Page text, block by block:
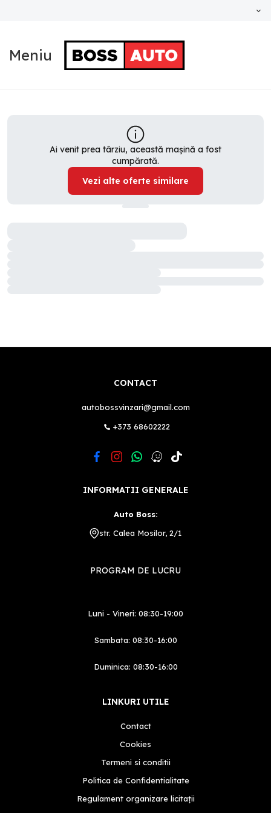
Meniu
Ai venit prea târziu, această mașină a fost
cumpărată.
Vezi alte oferte similare
CONTACT
autobossvinzari@gmail.com
+373 68602222
INFORMATII GENERALE
Auto Boss:
str. Calea Mosilor, 2/1
PROGRAM DE LUCRU
Luni - Vineri: 08:30-19:00
Sambata: 08:30-16:00
Duminica: 08:30-16:00
LINKURI UTILE
Contact
Cookies
Termeni si conditii
Politica de Confidentialitate
Regulament organizare licitații